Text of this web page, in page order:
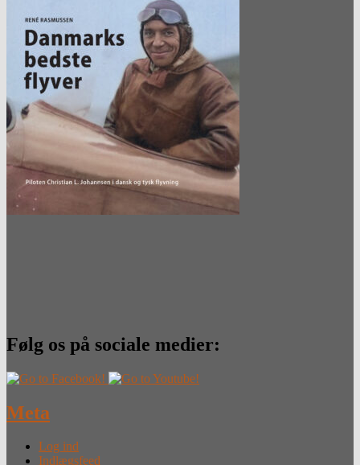
Følg os på sociale medier:
Meta
Log ind
Indlægsfeed